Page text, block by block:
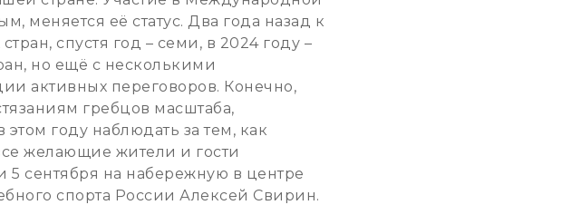
меняется её статус. Два года назад к
спустя год – семи, в 2024 году –
но ещё с несколькими
активных переговоров. Конечно,
гребцов масштаба,
году наблюдать за тем, как
желающие жители и гости
сентября на набережную в центре
спорта России Алексей Свирин.